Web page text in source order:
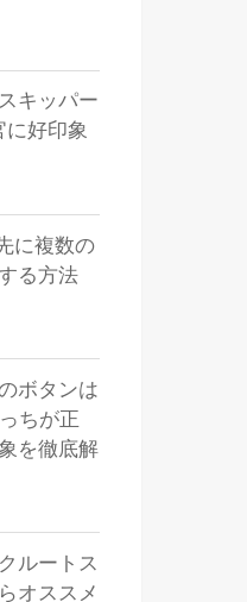
キッパー
に好印象
に複数の
る方法
ボタンは
ちが正
を徹底解
ルートス
オススメ